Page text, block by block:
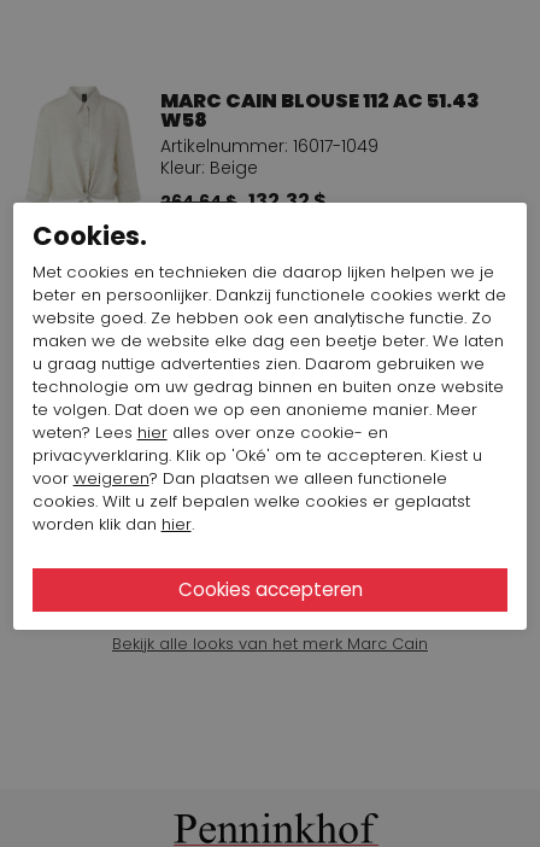
MARC CAIN BLOUSE 112 AC 51.43
W58
Artikelnummer: 16017-1049
Kleur: Beige
264,64 $ 132,32 $
MARC CAIN BROEK 526 AC 81.59
W70
Artikelnummer: 16033-1004
Kleur: Groen
264,64 $ 132,32 $
ARCHE ENKELLAARSJE CRAIE DATO
Artikelnummer: 12207-18
Kleur: Grijs
391,76 $
Bekijk alle looks van het merk Marc Cain
Cookies.
Met cookies en technieken die daarop lijken helpen we je
beter en persoonlijker. Dankzij functionele cookies werkt de
website goed. Ze hebben ook een analytische functie. Zo
maken we de website elke dag een beetje beter. We laten
u graag nuttige advertenties zien. Daarom gebruiken we
technologie om uw gedrag binnen en buiten onze website
te volgen. Dat doen we op een anonieme manier. Meer
weten? Lees hieralles over onze cookie- en
privacyverklaring. Klik op 'Oké' om te accepteren. Kiest u
voor weigeren? Dan plaatsen we alleen functionele
cookies. Wilt u zelf bepalen welke cookies er geplaatst
worden klik dan hier.